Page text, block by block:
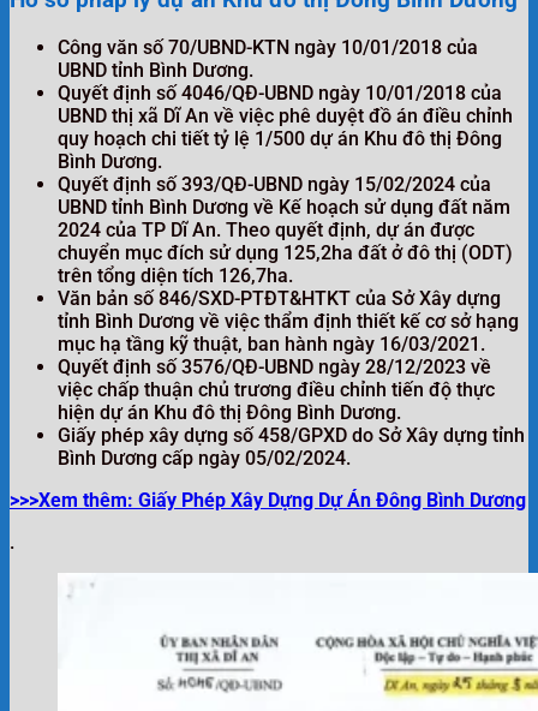
Công văn số 70/UBND-KTN ngày 10/01/2018 của
UBND tỉnh Bình Dương.
Quyết định số 4046/QĐ-UBND ngày 10/01/2018 của
UBND thị xã Dĩ An về việc phê duyệt đồ án điều chỉnh
quy hoạch chi tiết tỷ lệ 1/500 dự án Khu đô thị Đông
Bình Dương.
Quyết định số 393/QĐ-UBND ngày 15/02/2024 của
UBND tỉnh Bình Dương về Kế hoạch sử dụng đất năm
2024 của TP Dĩ An. Theo quyết định, dự án được
chuyển mục đích sử dụng 125,2ha đất ở đô thị (ODT)
trên tổng diện tích 126,7ha.
Văn bản số 846/SXD-PTĐT&HTKT của Sở Xây dựng
tỉnh Bình Dương về việc thẩm định thiết kế cơ sở hạng
mục hạ tầng kỹ thuật, ban hành ngày 16/03/2021.
Quyết định số 3576/QĐ-UBND ngày 28/12/2023 về
việc chấp thuận chủ trương điều chỉnh tiến độ thực
hiện dự án Khu đô thị Đông Bình Dương.
Giấy phép xây dựng số 458/GPXD do Sở Xây dựng tỉnh
Bình Dương cấp ngày 05/02/2024.
>>>Xem thêm: Giấy Phép Xây Dựng Dự Án Đông Bình Dương
.